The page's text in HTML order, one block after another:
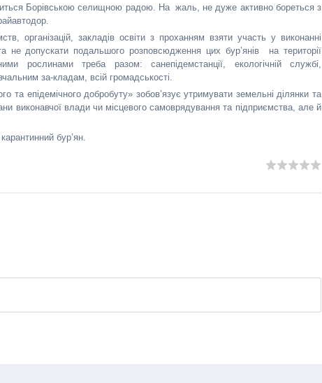
Борівською селищною радою. На жаль, не дуже активно бореться з
організацій, закладів освіти з проханням взяти участь у виконанні
допускати подальшого розповсюдження цих бур’янів на території
рослинами треба разом: санепідемстанції, екологічній службі,
за-кладам, всій громадськості.
та епідемічного добробуту» зобов’язує утримувати земельні ділянки та
виконавчої влади чи місцевого самоврядування та підприємства, але й
бур’ян.